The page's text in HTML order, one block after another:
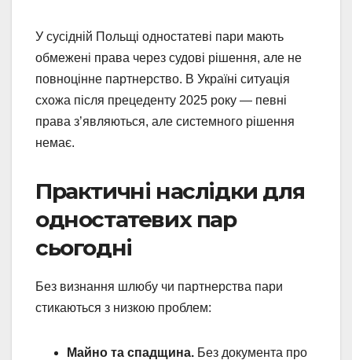
У сусідній Польщі одностатеві пари мають
обмежені права через судові рішення, але не
повноцінне партнерство. В Україні ситуація
схожа після прецеденту 2025 року — певні
права з’являються, але системного рішення
немає.
Практичні наслідки для
одностатевих пар
сьогодні
Без визнання шлюбу чи партнерства пари
стикаються з низкою проблем:
Майно та спадщина. Без документа про